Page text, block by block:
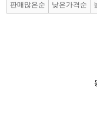
판매많은순 낮은가격순